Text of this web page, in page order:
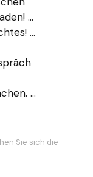
...
...
...
Sie sich die